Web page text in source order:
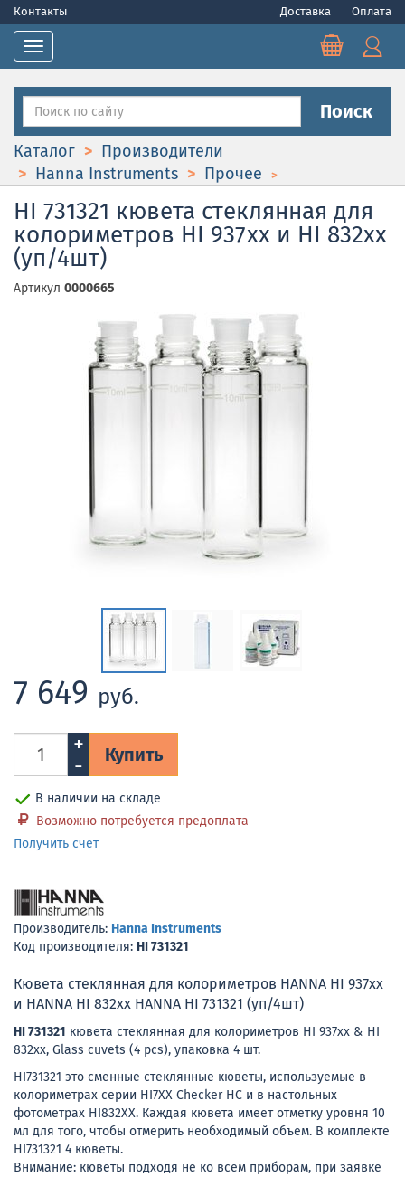
Контакты Доставка Оплата
Toggle navigation
Поиск
Каталог
Производители
Hanna Instruments
Прочее
HI 731321 кювета стеклянная для
колориметров HI 937xx и HI 832xx
(уп/4шт)
Артикул 0000665
7 649 руб.
-
+ Купить
В наличии на складе
Возможно потребуется предоплата
Получить счет
Производитель: Hanna Instruments
Код производителя: HI 731321
Кювета стеклянная для колориметров HANNA HI 937xx
и HANNA HI 832xx HANNA HI 731321 (уп/4шт)
HI 731321 кювета стеклянная для колориметров HI 937xx & HI
832xx, Glass cuvets (4 pcs), упаковка 4 шт.
HI731321 это сменные стеклянные кюветы, используемые в
колориметрах серии HI7XX Checker HC и в настольных
фотометрах HI832XX. Каждая кювета имеет отметку уровня 10
мл для того, чтобы отмерить необходимый объем. В комплекте
HI731321 4 кюветы.
Внимание: кюветы подходя не ко всем приборам, при заявке